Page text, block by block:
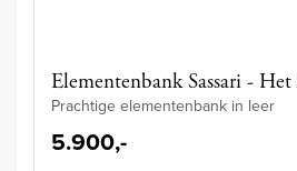
Elementenbank Sassari -
Prachtige elementenbank in leer
5.900,-